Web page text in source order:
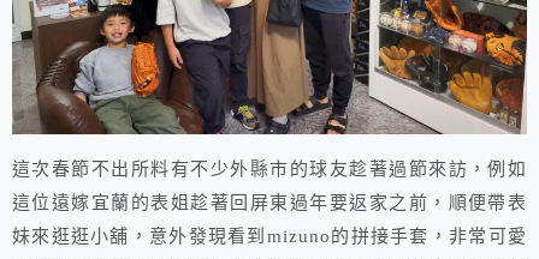
這次春節不出所料有不少外縣市的球友趁著過節來訪，例如
這位遠嫁宜蘭的表姐趁著回屏東過年要返家之前，順便帶表
妹來逛逛小舖，意外發現看到mizuno的拼接手套，非常可愛